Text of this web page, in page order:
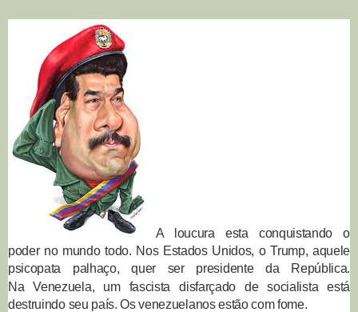
A loucura esta conquistando o
poder no mundo todo. Nos Estados Unidos, o Trump, aquele
psicopata palhaço, quer ser presidente da República.
Na Venezuela, um fascistadisfarçadode socialista está
destruindo seu país. Os venezuelanos estão com fome.